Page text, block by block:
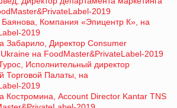
2019
Компания «Эпицентр К», на
2019
Забарило, Директор Consumer
на FoodMaster&PrivateLabel-2019
Исполнительный директор
Торговой Палаты, на
2019
Костромина, Account Director Kantar TNS